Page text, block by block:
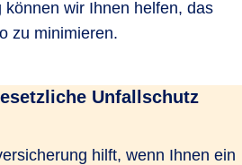
können wir Ihnen helfen, das
zu minimieren.
Unfallschutz
hilft, wenn Ihnen ein